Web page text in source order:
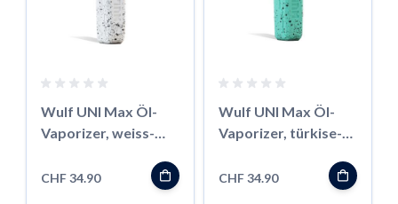
Wulf UNI Max Öl-
Vaporizer, weiss-
CHF 34.90
Wulf UNI Max Öl-
Vaporizer, türkise-
CHF 34.90